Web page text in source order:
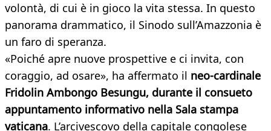
volontà, di cui è in gioco la vita stessa. In questo
panorama drammatico, il Sinodo sull’Amazzonia è
un faro di speranza.
«Poiché apre nuove prospettive e ci invita, con
coraggio, ad osare», ha affermato il neo-cardinale
Fridolin Ambongo Besungu, durante il consueto
appuntamento informativo nella Sala stampa
vaticana. L’arcivescovo della capitale congolese